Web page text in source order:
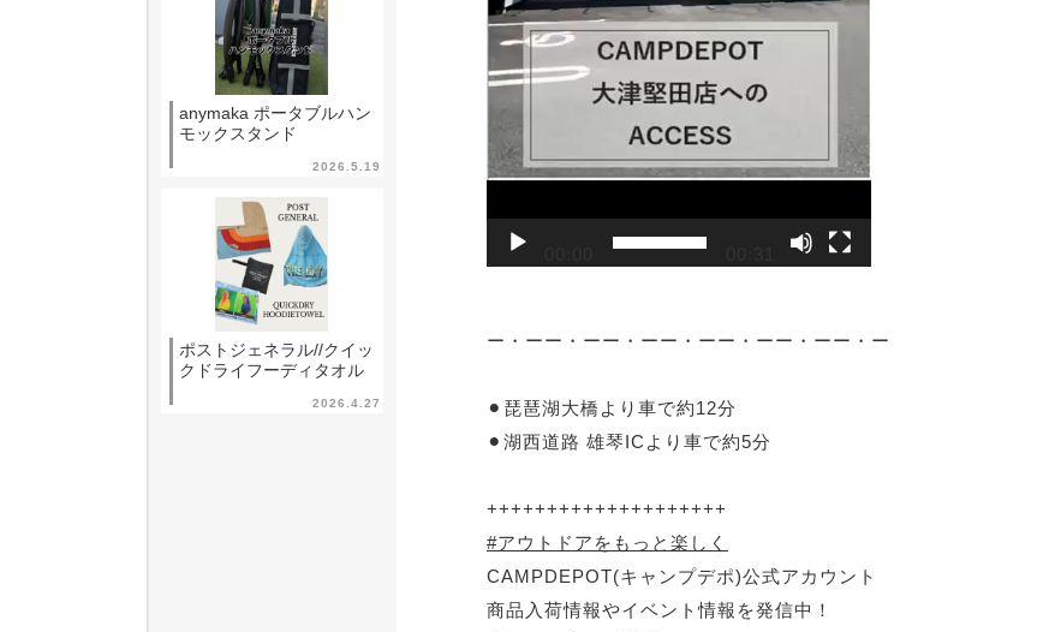
ー・ーー・ーー・ーー・ーー・ーー・ーー・ー
⚫︎琵琶湖大橋より車で約12分
⚫︎湖西道路 雄琴ICより車で約5分
++++++++++++++++++++
#アウトドアをもっと楽しく
CAMPDEPOT(キャンプデポ)公式アカウント
商品入荷情報やイベント情報を発信中！
2026.5.19
anymaka ポータブルハン
モックスタンド
2026.4.27
ポストジェネラル//クイッ
クドライフーディタオル